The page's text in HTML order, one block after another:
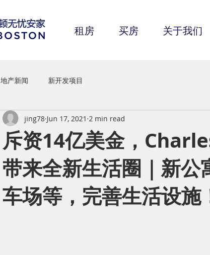
租房 买房 关于我们
地产新闻 新开发项目
斥资14亿美金，
带来全新生活圈｜新
车场等，完善生活设施
jing78 Jun 17, 2021 2 min read